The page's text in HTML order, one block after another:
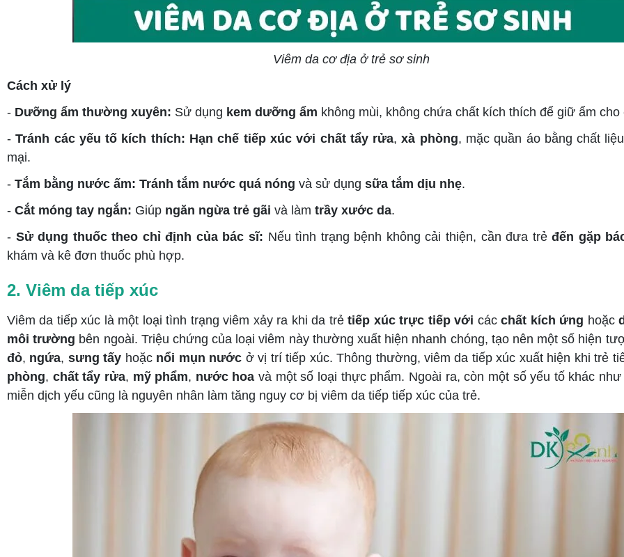
Viêm da cơ địa ở trẻ sơ sinh
Cách xử lý
- Dưỡng ẩm thường xuyên: Sử dụng kem dưỡng ẩm không mùi, không chứa chất kích thích để giữ ẩm cho
-Tránh các yếu tố kích thích: Hạn chế tiếp xúc với chất tẩy rửa,xà phòng, mặc quần áo bằng chất
mại.
- Tắm bằng nước ấm: Tránh tắm nước quá nóng và sử dụng sữa tắm dịu nhẹ.
- Cắt móng tay ngắn: Giúp ngăn ngừa trẻ gãi và làm trầy xước da.
- Sử dụng thuốc theo chỉ định của bác sĩ: Nếu tình trạng bệnh không cải thiện, cần đưa trẻđến gặp
khám và kê đơn thuốc phù hợp.
2. Viêm da tiếp xúc
Viêm da tiếp xúc là một loại tình trạng viêm xảy ra khi da trẻtiếp xúc trực tiếp với cácchất kích ứng hoặc
môi trường bên ngoài. Triệu chứng của loại viêm này thường xuất hiện nhanh chóng, tạo nên một số hiện
đỏ, ngứa, sưng tấy hoặc nổi mụn nước ở vị trí tiếp xúc. Thông thường, viêm da tiếp xúc xuất hiện khi trẻ
phòng, chất tẩy rửa, mỹ phẩm, nước hoa và một số loại thực phẩm. Ngoài ra, còn một số yếu tố khác
miễn dịch yếu cũng là nguyên nhân làm tăng nguy cơ bị viêm da tiếp tiếp xúc của trẻ.